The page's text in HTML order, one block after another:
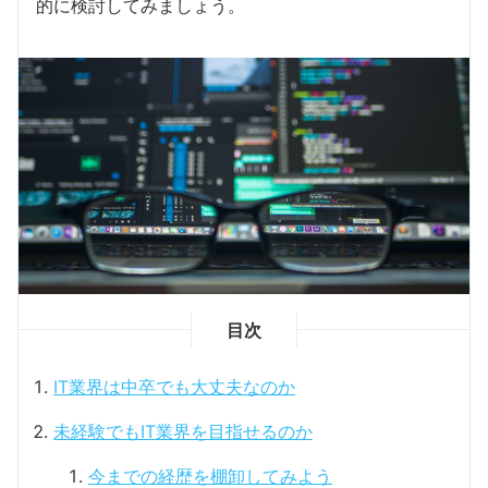
的に検討してみましょう。
目次
IT業界は中卒でも大丈夫なのか
未経験でもIT業界を目指せるのか
今までの経歴を棚卸してみよう